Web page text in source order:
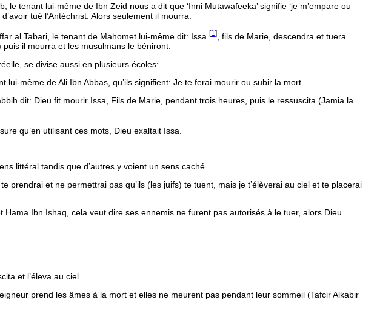
le tenant lui-même de Ibn Zeid nous a dit que ‘Inni Mutawafeeka’ signifie ‘je m’empare ou
tué l’Antéchrist. Alors seulement il mourra.
al Tabari, le tenant de Mahomet lui-même dit: Issa [1 ]
, fils de Marie, descendra et tuera
il mourra et les musulmans le béniront.
se divise aussi en plusieurs écoles:
même de Ali Ibn Abbas, qu’ils signifient: Je te ferai mourir ou subir la mort.
dit: Dieu fit mourir Issa, Fils de Marie, pendant trois heures, puis le ressuscita (Jamia la
qu’en utilisant ces mots, Dieu exaltait Issa.
littéral tandis que d’autres y voient un sens caché.
prendrai et ne permettrai pas qu’ils (les juifs) te tuent, mais je t’élèverai au ciel et te placerai
Hama Ibn Ishaq, cela veut dire ses ennemis ne furent pas autorisés à le tuer, alors Dieu
et l’éleva au ciel.
prend les âmes à la mort et elles ne meurent pas pendant leur sommeil (Tafcir Alkabir